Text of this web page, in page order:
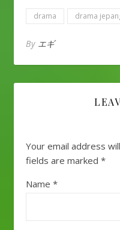
drama drama
By エギ
Your email address
fields are marked *
Name *